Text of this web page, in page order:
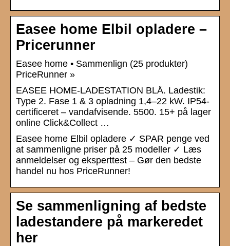
Easee home Elbil opladere –
Pricerunner
Easee home • Sammenlign (25 produkter)
PriceRunner »
EASEE HOME-LADESTATION BLÅ. Ladestik:
Type 2. Fase 1 & 3 opladning 1,4–22 kW. IP54-
certificeret – vandafvisende. 5500. 15+ på lager
online Click&Collect …
Easee home Elbil opladere ✓ SPAR penge ved
at sammenligne priser på 25 modeller ✓ Læs
anmeldelser og eksperttest – Gør den bedste
handel nu hos PriceRunner!
Se sammenligning af bedste
ladestandere på markeredet
her